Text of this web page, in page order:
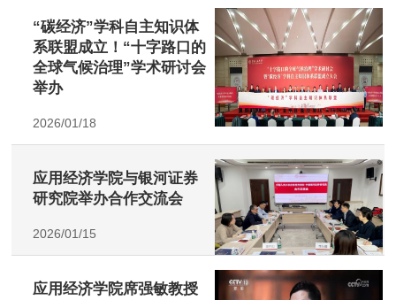
“碳经济”学科自主知识体
系联盟成立！“十字路口的
全球气候治理”学术研讨会
举办
2026/01/18
应用经济学院与银河证券
研究院举办合作交流会
2026/01/15
应用经济学院席强敏教授